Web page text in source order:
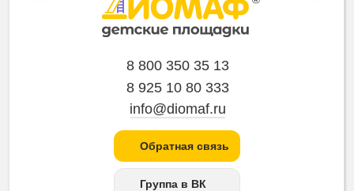
8 800 350 35 13
8 925 10 80 333
info@diomaf.ru
Обратная связь
Группа в ВК